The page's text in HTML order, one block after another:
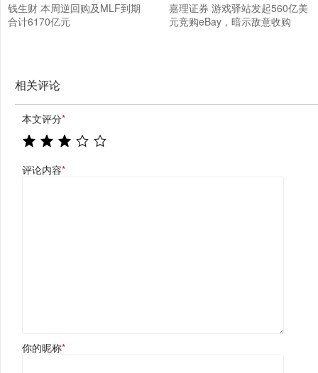
钱生财 本周逆回购及MLF到期
合计6170亿元
嘉理证券 游戏驿站发起560亿美
元竞购eBay，暗示敌意收购
相关评论
本文评分*
评论内容*
你的昵称*